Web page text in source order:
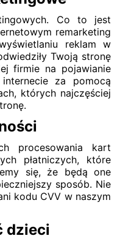
Co to jest
remarketing
reklam w
Twoją stronę
firmie na pojawianie
za pomocą
których najczęściej
procesowania kart
płatniczych, które
się, że będą one
sposób. Nie
kodu CVV w naszym
dzieci